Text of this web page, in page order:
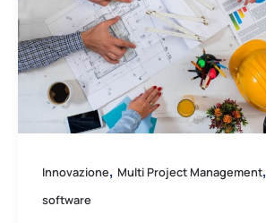
Innovazione, Multi Project Management,
software
evitare
il
sovraccarico
e
i